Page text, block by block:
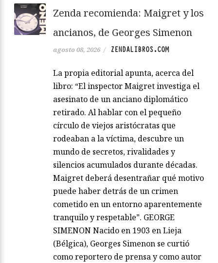
Zenda recomienda: Maigret y los
ancianos, de Georges Simenon
agosto 08, 2026 / ZENDALIBROS.COM
La propia editorial apunta, acerca del
libro: “El inspector Maigret investiga el
asesinato de un anciano diplomático
retirado. Al hablar con el pequeño
círculo de viejos aristócratas que
rodeaban a la víctima, descubre un
mundo de secretos, rivalidades y
silencios acumulados durante décadas.
Maigret deberá desentrañar qué motivo
puede haber detrás de un crimen
cometido en un entorno aparentemente
tranquilo y respetable”. GEORGE
SIMENON Nacido en 1903 en Lieja
(Bélgica), Georges Simenon se curtió
como reportero de prensa y como autor